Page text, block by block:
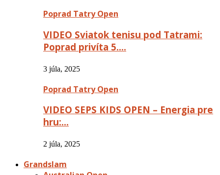
Poprad Tatry Open
VIDEO Sviatok tenisu pod Tatrami:
Poprad privíta 5….
3 júla, 2025
Poprad Tatry Open
VIDEO SEPS KIDS OPEN – Energia pre
hru:…
2 júla, 2025
Grandslam